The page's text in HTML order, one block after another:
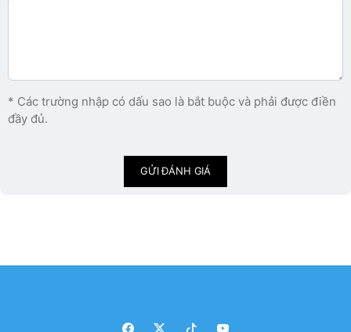
* Các trường nhập có dấu sao là bắt buộc và phải được điền
đầy đủ.
GỬI ĐÁNH GIÁ